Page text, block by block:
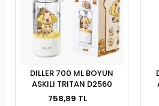
DILLER 700 ML BOYUN
ASKILI TRITAN D2560
758,89 TL